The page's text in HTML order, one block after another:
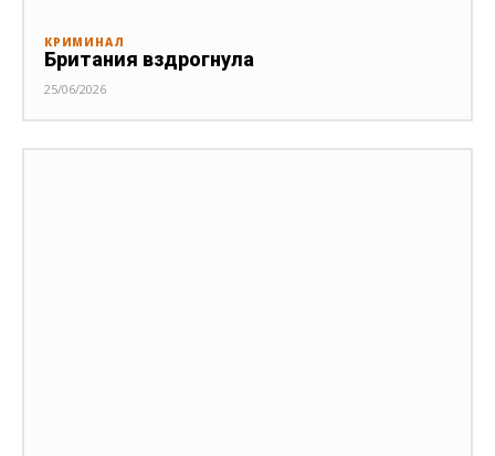
КРИМИНАЛ
Британия вздрогнула
25/06/2026